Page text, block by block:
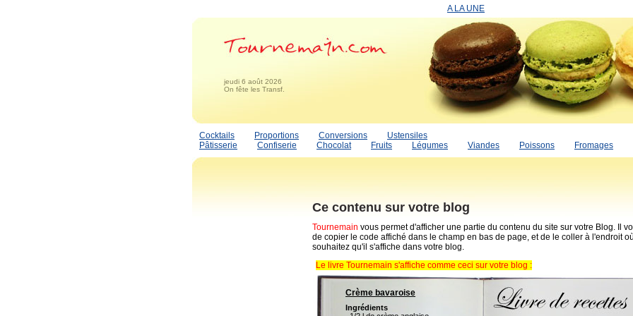
A LA UNE
jeudi 6 août 2026
On fête les Transf.
Cocktails Proportions Conversions
Ustensiles
Pâtisserie
Confiserie Chocolat Fruits Légumes Viandes Poissons Fromages
Ce contenu sur votre blog
Tournemain vous permet d'afficher une partie du contenu du site sur votre Blog. Il
de copier le code affiché dans le champ en bas de page, et de le coller à l'endroit
souhaitez qu'il s'affiche dans votre blog.
Le livre Tournemain s'affiche comme ceci sur votre blog :